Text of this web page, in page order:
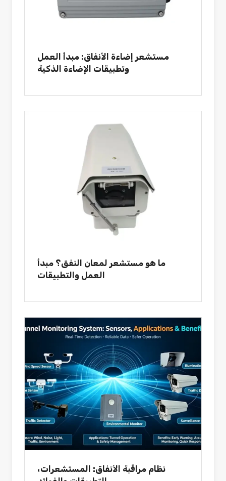
مستشعر إضاءة الأنفاق: مبدأ العمل
وتطبيقات الإضاءة الذكية
ما هو مستشعر لمعان النفق؟ مبدأ
العمل والتطبيقات
نظام مراقبة الأنفاق: المستشعرات،